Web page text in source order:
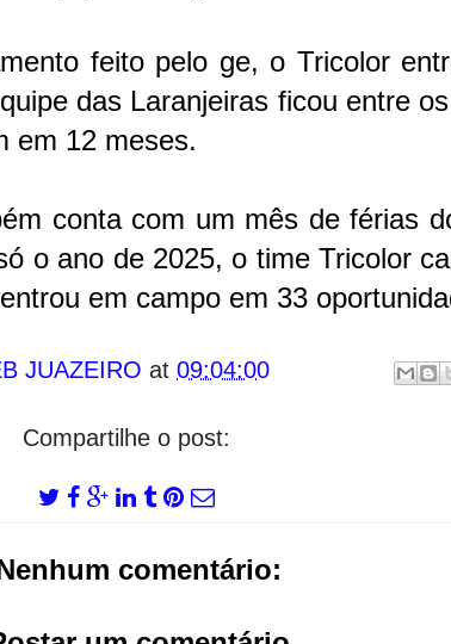
feito pelo ge, o Tricolor
das Laranjeiras ficou entre
em 12 meses.
conta com um mês de férias
o ano de 2025, o time Tricolor
em campo em 33
JUAZEIRO at 09:04:00
Compartilhe o post:
comentário: